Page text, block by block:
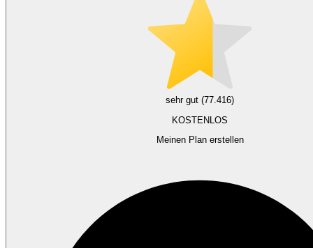
sehr gut (77.416)
KOSTENLOS
Meinen Plan erstellen